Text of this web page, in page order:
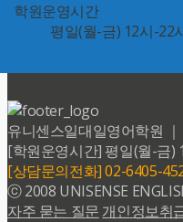
학원운영시간
평일(월-금) 12시-22
유니센스일대일영어학원
[학원운영시간] 평일(월-금)
[상담문의전화] 02-6405-
ⓒ 2008 UNISENSE
자주 묻는 질문 개인정보취